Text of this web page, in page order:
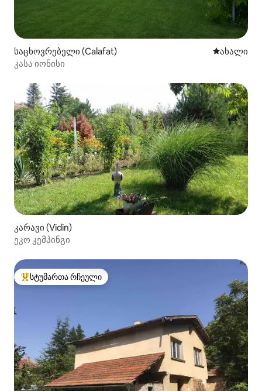
საცხოვრებელი (Calafat) ახლად
ახალი
კასა იონისი
კარავი (Vidin)
ეკო კემპინგი
სტუმართა რჩეული მოწინავე ვარიანტი
სტუმართა რჩეული